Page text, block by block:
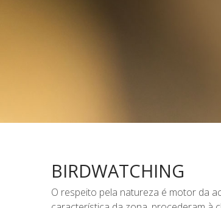
BIRDWATCHING
O respeito pela natureza é motor da